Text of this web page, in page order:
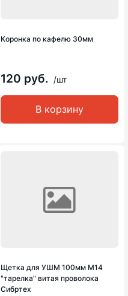
Коронка по кафелю 30мм
120 руб. /шт
В корзину
Щетка для УШМ 100мм М14
"тарелка" витая проволока
Сибртех